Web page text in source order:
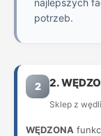
najlepszych
potrzeb.
2 2.
Sklep z
WĘDZONA